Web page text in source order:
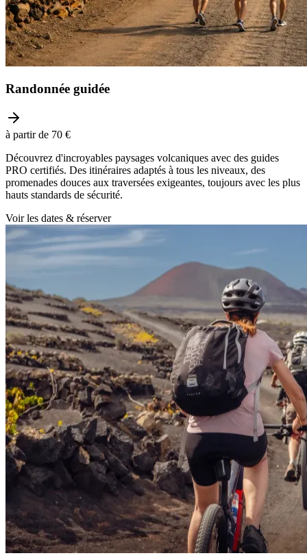
Randonnée guidée
à partir de 70 €
Découvrez d'incroyables paysages volcaniques avec des guides
PRO certifiés. Des itinéraires adaptés à tous les niveaux, des
promenades douces aux traversées exigeantes, toujours avec les plus
hauts standards de sécurité.
Voir les dates & réserver